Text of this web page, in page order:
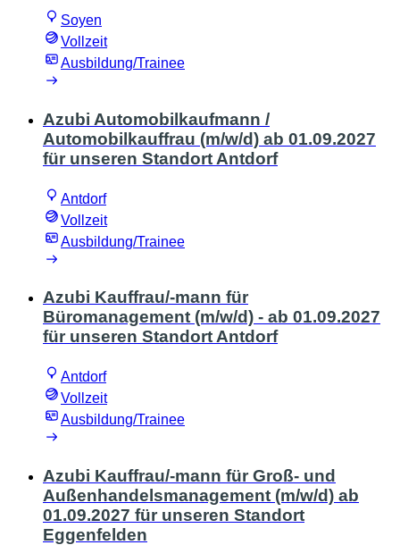
Soyen
Vollzeit
Ausbildung/Trainee
Azubi Automobilkaufmann /
Automobilkauffrau (m/w/d) ab 01.09.2027
für unseren Standort Antdorf
Antdorf
Vollzeit
Ausbildung/Trainee
Azubi Kauffrau/-mann für
Büromanagement (m/w/d) - ab 01.09.2027
für unseren Standort Antdorf
Antdorf
Vollzeit
Ausbildung/Trainee
Azubi Kauffrau/-mann für Groß- und
Außenhandelsmanagement (m/w/d) ab
01.09.2027 für unseren Standort
Eggenfelden